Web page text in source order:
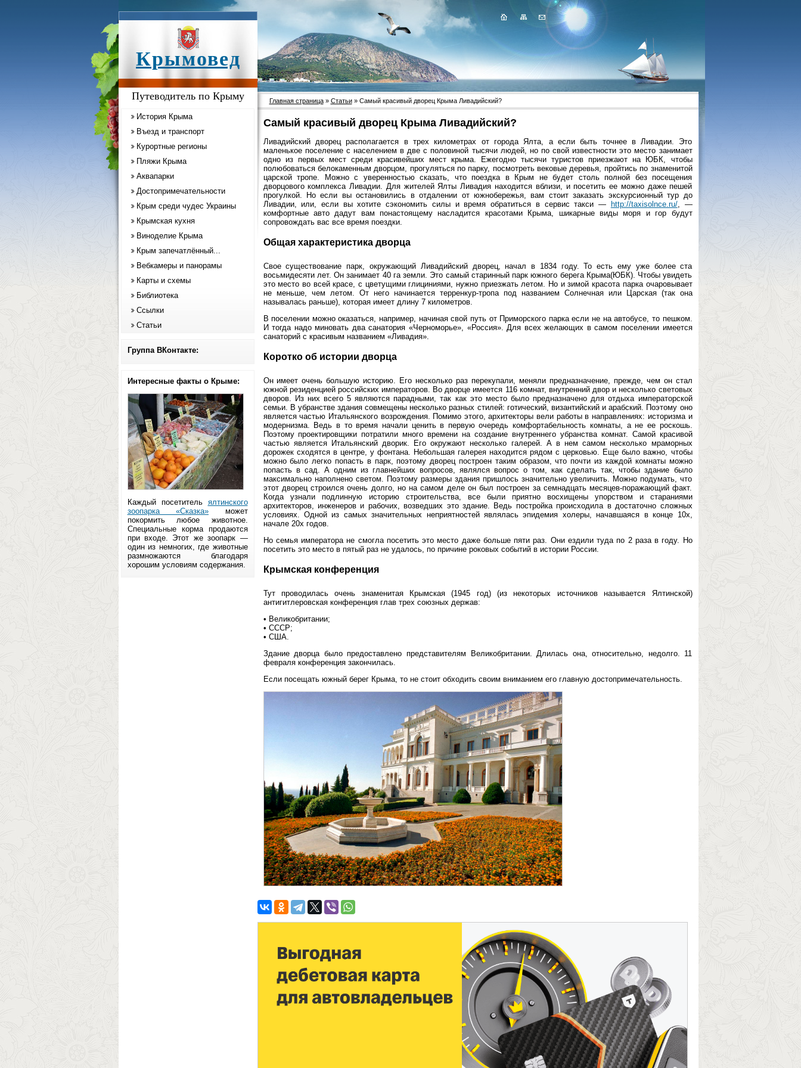
Крымовед
Путеводитель по Крыму
История Крыма
Въезд и транспорт
Курортные регионы
Пляжи Крыма
Аквапарки
Достопримечательности
Крым среди чудес Украины
Крымская кухня
Виноделие Крыма
Крым запечатлённый...
Вебкамеры и панорамы
Карты и схемы
Библиотека
Ссылки
Статьи
Группа ВКонтакте:
Интересные факты о Крыме:
Каждый посетитель ялтинского
зоопарка «Сказка» может
покормить любое животное.
Специальные корма продаются
при входе. Этот же зоопарк —
один из немногих, где животные
размножаются благодаря
хорошим условиям содержания.
Главная страница» Статьи» Самый красивый дворец Крыма Ливадийский?
Самый красивый дворец Крыма Ливадийский?
Ливадийский дворец располагается в трех километрах от города Ялта, а если быть точнее в Ливадии. Это
маленькое поселение с населением в две с половиной тысячи людей, но по свой известности это место занимает
одно из первых мест среди красивейших мест крыма. Ежегодно тысячи туристов приезжают на ЮБК, чтобы
полюбоваться белокаменным дворцом, прогуляться по парку, посмотреть вековые деревья, пройтись по знаменитой
царской тропе. Можно с уверенностью сказать, что поездка в Крым не будет столь полной без посещения
дворцового комплекса Ливадии. Для жителей Ялты Ливадия находится вблизи, и посетить ее можно даже пешей
прогулкой. Но если вы остановились в отдалении от южнобережья, вам стоит заказать экскурсионный тур до
Ливадии, или, если вы хотите сэкономить силы и время обратиться в сервис такси —
http://taxisolnce.ru/, —
комфортные авто дадут вам понастоящему насладится красотами Крыма, шикарные виды моря и гор будут
сопровождать вас все время поездки.
Общая характеристика дворца
Свое существование парк, окружающий Ливадийский дворец, начал в 1834 году. То есть ему уже более ста
восьмидесяти лет. Он занимает 40 га земли. Это самый старинный парк южного берега Крыма(ЮБК). Чтобы увидеть
это место во всей красе, с цветущими глициниями, нужно приезжать летом. Но и зимой красота парка очаровывает
не меньше, чем летом. От него начинается терренкур-тропа под названием Солнечная или Царская (так она
называлась раньше), которая имеет длину 7 километров.
В поселении можно оказаться, например, начиная свой путь от Приморского парка если не на автобусе, то пешком.
И тогда надо миновать два санатория «Черноморье», «Россия». Для всех желающих в самом поселении имеется
санаторий с красивым названием «Ливадия».
Коротко об истории дворца
Он имеет очень большую историю. Его несколько раз перекупали, меняли предназначение, прежде, чем он стал
южной резиденцией российских императоров. Во дворце имеется 116 комнат, внутренний двор и несколько световых
дворов. Из них всего 5 являются парадными, так как это место было предназначено для отдыха императорской
семьи. В убранстве здания совмещены несколько разных стилей: готический, византийский и арабский. Поэтому оно
является частью Итальянского возрождения. Помимо этого, архитекторы вели работы в направлениях: историзма и
модернизма. Ведь в то время начали ценить в первую очередь комфортабельность комнаты, а не ее роскошь.
Поэтому проектировщики потратили много времени на создание внутреннего убранства комнат. Самой красивой
частью является Итальянский дворик. Его окружают несколько галерей. А в нем самом несколько мраморных
дорожек сходятся в центре, у фонтана. Небольшая галерея находится рядом с церковью. Еще было важно, чтобы
можно было легко попасть в парк, поэтому дворец построен таким образом, что почти из каждой комнаты можно
попасть в сад. А одним из главнейших вопросов, являлся вопрос о том, как сделать так, чтобы здание было
максимально наполнено светом. Поэтому размеры здания пришлось значительно увеличить. Можно подумать, что
этот дворец строился очень долго, но на самом деле он был построен за семнадцать месяцев-поражающий факт.
Когда узнали подлинную историю строительства, все были приятно восхищены упорством и стараниями
архитекторов, инженеров и рабочих, возведших это здание. Ведь постройка происходила в достаточно сложных
условиях. Одной из самых значительных неприятностей являлась эпидемия холеры, начавшаяся в конце 10х,
начале 20х годов.
Но семья императора не смогла посетить это место даже больше пяти раз. Они ездили туда по 2 раза в году. Но
посетить это место в пятый раз не удалось, по причине роковых событий в истории России.
Крымская конференция
Тут проводилась очень знаменитая Крымская (1945 год) (из некоторых источников называется Ялтинской)
антигитлеровская конференция глав трех союзных держав:
• Великобритании;
• СССР;
• США.
Здание дворца было предоставлено представителям Великобритании. Длилась она, относительно, недолго. 11
февраля конференция закончилась.
Если посещать южный берег Крыма, то не стоит обходить своим вниманием его главную достопримечательность.